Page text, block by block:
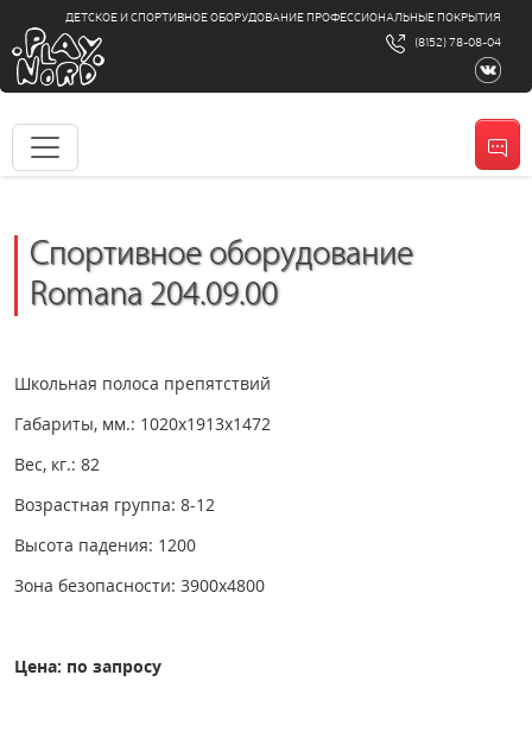
ДЕТСКОЕ И СПОРТИВНОЕ ОБОРУДОВАНИЕ ПРОФЕССИОНАЛЬНЫЕ ПОКРЫТИЯ
(8152) 78-08-04
Спортивное оборудование
Romana 204.09.00
Школьная полоса препятствий
Габариты, мм.: 1020х1913х1472
Вес, кг.: 82
Возрастная группа: 8-12
Высота падения: 1200
Зона безопасности: 3900х4800
Цена: по запросу